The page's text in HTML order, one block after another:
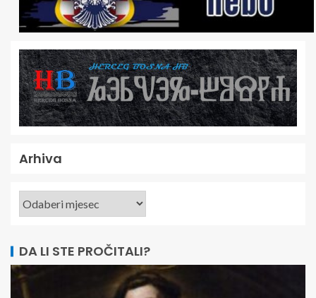
Arhiva
DA LI STE PROČITALI?